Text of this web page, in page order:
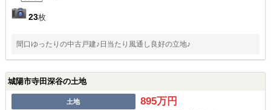
23枚
間口ゆったりの中古戸建♪日当たり風通し良好の立地♪
城陽市寺田深谷の土地
土地 895万円